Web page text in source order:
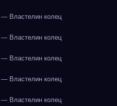
Властелин колец
Властелин колец
Властелин колец
Властелин колец
Властелин колец